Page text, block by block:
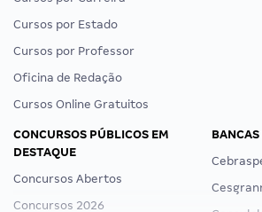
Cursos por Estado
Cursos por Professor
Oficina de Redação
Cursos Online Gratuitos
CONCURSOS PÚBLICOS EM
DESTAQUE
Concursos Abertos
Concursos 2026
BANCAS